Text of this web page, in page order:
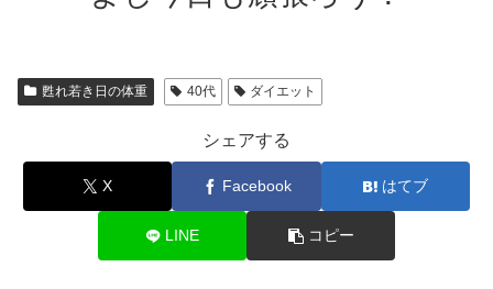
甦れ若き日の体重 40代 ダイエット
シェアする
X Facebook はてブ
LINE コピー